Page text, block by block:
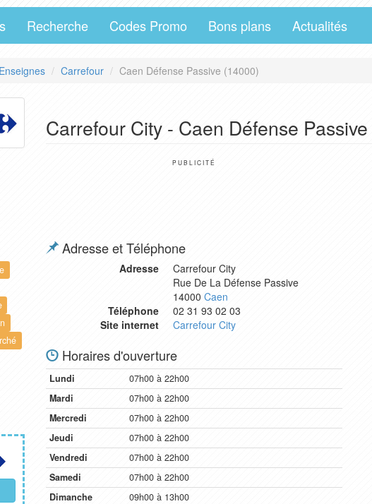
Recherche Codes Promo Bons plans Actualités
Enseignes Carrefour Caen Défense Passive (14000)
Carrefour City - Caen Défense
PUBLICITÉ
Adresse et Téléphone
Adresse
Carrefour City
Rue De La Défense Passive
14000 Caen
Téléphone
02 31 93 02 03
Site internet
Carrefour City
Horaires d'ouverture
Lundi
07h00 à 22h00
Mardi
07h00 à 22h00
Mercredi
07h00 à 22h00
Jeudi
07h00 à 22h00
Vendredi
07h00 à 22h00
Samedi
07h00 à 22h00
Dimanche
09h00 à 13h00